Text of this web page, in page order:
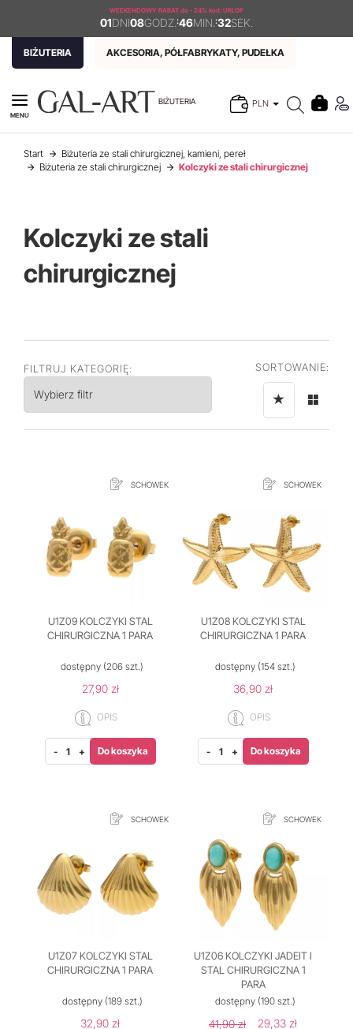
WEEKENDOWY RABAT do - 24% kod: URLOP
01DNI08GODZ.:46MIN.:31SEK.
BIŻUTERIA AKCESORIA, PÓŁFABRYKATY, PUDEŁKA
BIŻUTERIA PLN
MENU
Start
Biżuteria ze stali chirurgicznej, kamieni, pereł
Biżuteria ze stali chirurgicznej
Kolczyki ze stali chirurgicznej
Kolczyki ze stali
chirurgicznej
FILTRUJ KATEGORIĘ:
Wybierz filtr
SORTOWANIE:
SCHOWEK
U1Z09 KOLCZYKI STAL
CHIRURGICZNA 1 PARA
dostępny (206 szt.)
27,90 zł
OPIS
- + Do koszyka
SCHOWEK
U1Z08 KOLCZYKI STAL
CHIRURGICZNA 1 PARA
dostępny(154 szt.)
36,90 zł
OPIS
- + Do koszyka
SCHOWEK
U1Z07 KOLCZYKI STAL
CHIRURGICZNA 1 PARA
dostępny(189 szt.)
32,90 zł
SCHOWEK
U1Z06 KOLCZYKI JADEIT I
STAL CHIRURGICZNA 1
PARA
dostępny(190 szt.)
41,90 zł 29,33 zł